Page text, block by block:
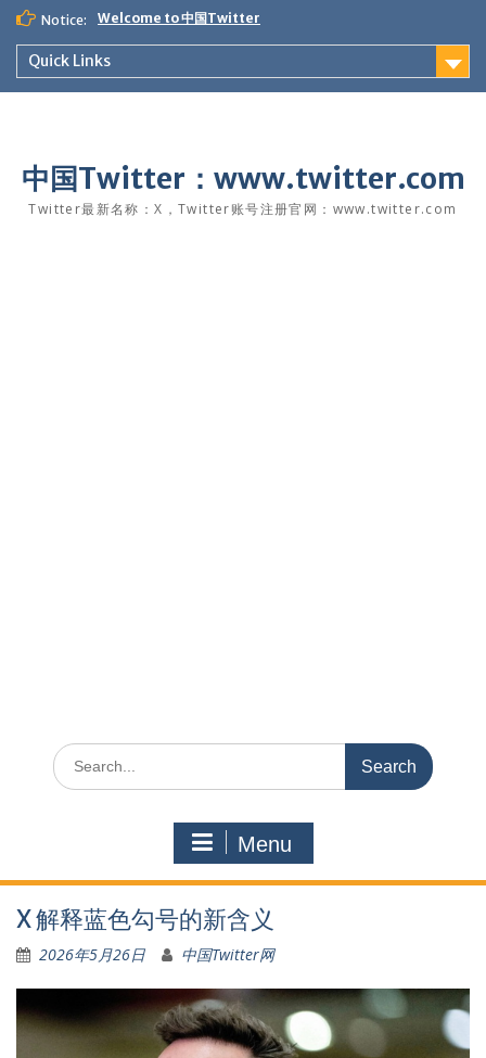
Skip
content
Notice: Welcome to 中国Twitter
Quick Links
中国Twitter：www.twitter.com
Twitter最新名称：X，Twitter账号注册官网：www.twitter.com
Search
for:
Menu
X 解释蓝色勾号的新含义
2026年5月26日 中国Twitter网